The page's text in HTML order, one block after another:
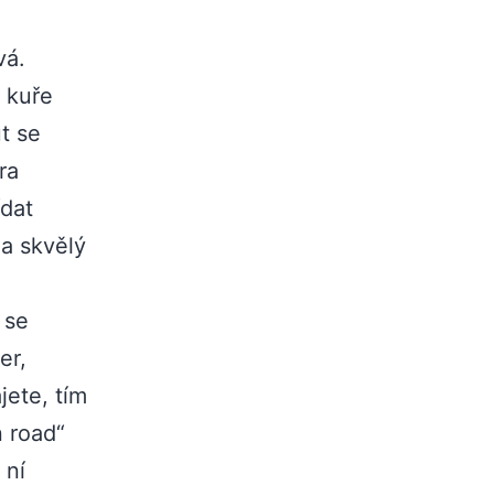
kuře
se
skvělý
tím
ní